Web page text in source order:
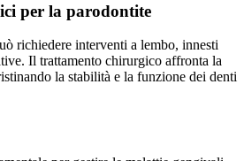
per la parodontite
richiedere interventi a lembo, innesti
Il trattamento chirurgico affronta la
la stabilità e la funzione dei denti